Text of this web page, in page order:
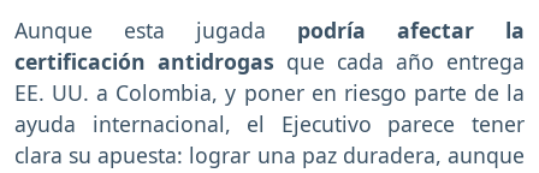
Aunque esta jugada podría afectar la
certificación antidrogas que cada año entrega
EE. UU. a Colombia, y poner en riesgo parte de la
ayuda internacional, el Ejecutivo parece tener
clara su apuesta: lograr una paz duradera, aunque